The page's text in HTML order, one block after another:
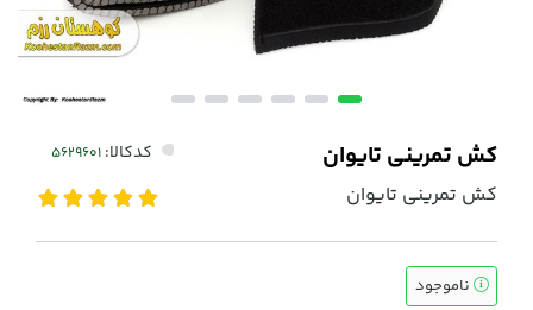
کش تمرینی تایوان
کش تمرینی تایوان
کدکالا:
ناموجود